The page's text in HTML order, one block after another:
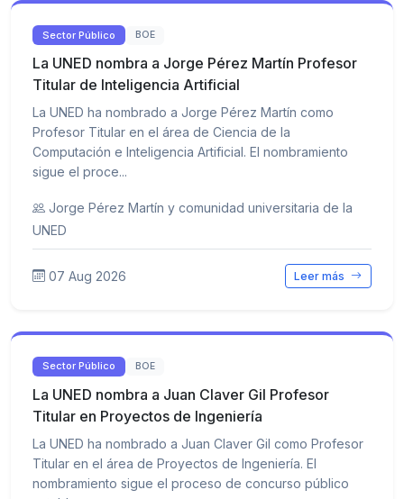
Sector Público BOE
La UNED nombra a Jorge Pérez Martín Profesor
Titular de Inteligencia Artificial
La UNED ha nombrado a Jorge Pérez Martín como
Profesor Titular en el área de Ciencia de la
Computación e Inteligencia Artificial. El nombramiento
sigue el proce...
Jorge Pérez Martín y comunidad universitaria de la
UNED
07 Aug 2026 Leer más
Sector Público BOE
La UNED nombra a Juan Claver Gil Profesor
Titular en Proyectos de Ingeniería
La UNED ha nombrado a Juan Claver Gil como Profesor
Titular en el área de Proyectos de Ingeniería. El
nombramiento sigue el proceso de concurso público